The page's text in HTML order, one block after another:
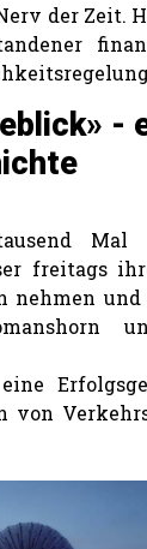
der Zeit.
-
Mal
freitags
nehmen und
von